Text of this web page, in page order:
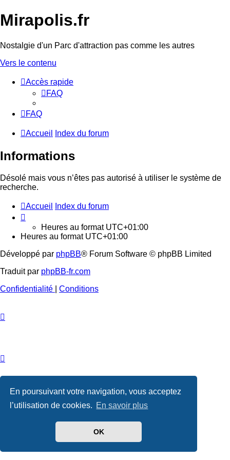
En poursuivant votre navigation, vous acceptez
l’utilisation de cookies. En savoir plus
OK
Mirapolis.fr
Nostalgie d'un Parc d'attraction pas comme les autres
Vers le contenu
Accès rapide
FAQ
FAQ
Accueil Index du forum
Informations
Désolé mais vous n’êtes pas autorisé à utiliser le système de
recherche.
Accueil Index du forum
Heures au format UTC+01:00
Heures au format UTC+01:00
Développé par phpBB® Forum Software © phpBB Limited
Traduit par phpBB-fr.com
Confidentialité
Conditions